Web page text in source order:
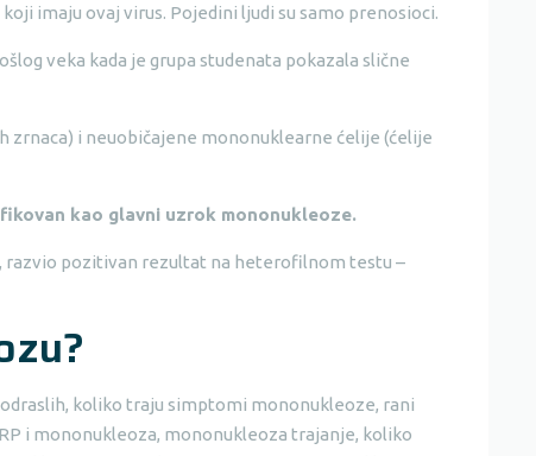
koji imaju ovaj virus. Pojedini ljudi su samo prenosioci.
veka kada je grupa studenata pokazala slične
i neuobičajene mononuklearne ćelije (ćelije
kao glavni uzrok mononukleoze.
razvio pozitivan rezultat na heterofilnom testu –